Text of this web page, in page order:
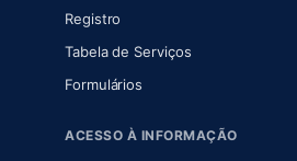
Registro
Tabela de Serviços
Formulários
ACESSO À INFORMAÇÃO